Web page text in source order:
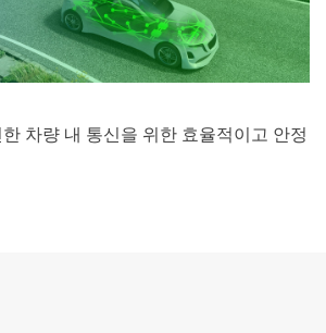
차량 내 통신을 위한 효율적이고 안정